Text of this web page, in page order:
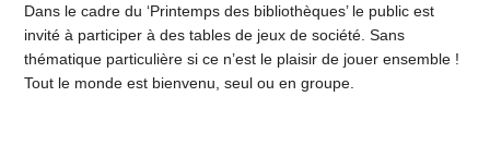
Dans le cadre du ‘Printemps des bibliothèques’ le public est
invité à participer à des tables de jeux de société. Sans
thématique particulière si ce n’est le plaisir de jouer ensemble !
Tout le monde est bienvenu, seul ou en groupe.